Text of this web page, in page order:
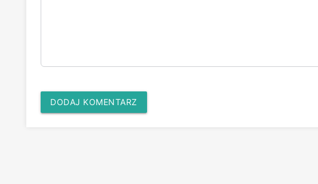
DODAJ KOMENTARZ